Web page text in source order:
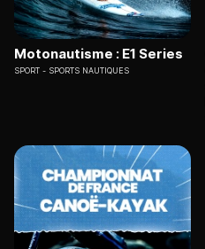
Motonautisme : E1 Series
SPORT SPORTS NAUTIQUES